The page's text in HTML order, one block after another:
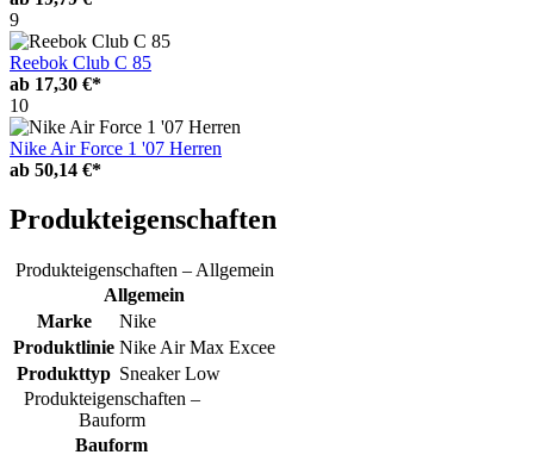
9
Reebok Club C 85
ab 17,30 €*
10
Nike Air Force 1 '07 Herren
ab 50,14 €*
Produkteigenschaften
Produkteigenschaften – Allgemein
Allgemein
Marke
Nike
Produktlinie Nike Air Max Excee
Produkttyp Sneaker Low
Produkteigenschaften –
Bauform
Bauform